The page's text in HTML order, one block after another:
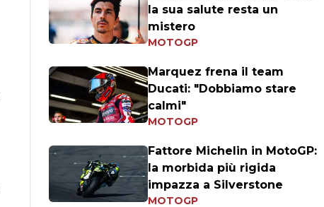
la sua salute resta un
mistero
MOTOGP
Marquez frena il team
Ducati: "Dobbiamo stare
calmi"
MOTOGP
Fattore Michelin in MotoGP:
la morbida più rigida
impazza a Silverstone
MOTOGP